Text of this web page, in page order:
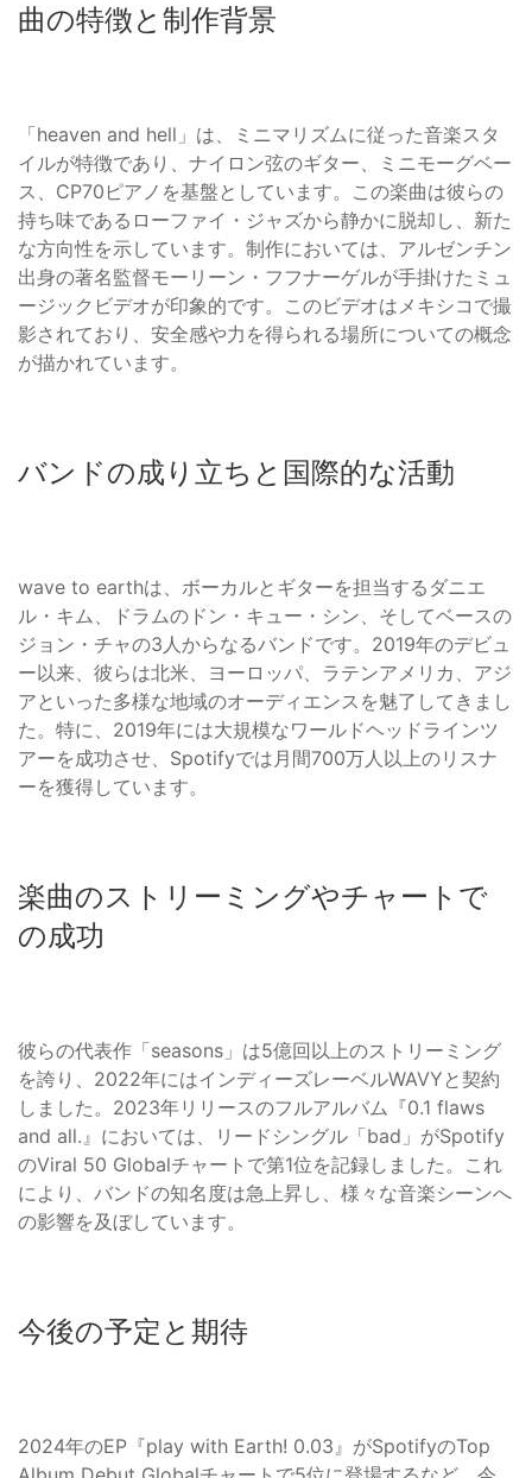
曲の特徴と制作背景
「heaven and hell」は、ミニマリズムに従った音楽スタ
イルが特徴であり、ナイロン弦のギター、ミニモーグベー
ス、CP70ピアノを基盤としています。この楽曲は彼らの
持ち味であるローファイ・ジャズから静かに脱却し、新た
な方向性を示しています。制作においては、アルゼンチン
出身の著名監督モーリーン・フフナーゲルが手掛けたミュ
ージックビデオが印象的です。このビデオはメキシコで撮
影されており、安全感や力を得られる場所についての概念
が描かれています。
バンドの成り立ちと国際的な活動
wave to earthは、ボーカルとギターを担当するダニエ
ル・キム、ドラムのドン・キュー・シン、そしてベースの
ジョン・チャの3人からなるバンドです。2019年のデビュ
ー以来、彼らは北米、ヨーロッパ、ラテンアメリカ、アジ
アといった多様な地域のオーディエンスを魅了してきまし
た。特に、2019年には大規模なワールドヘッドラインツ
アーを成功させ、Spotifyでは月間700万人以上のリスナ
ーを獲得しています。
楽曲のストリーミングやチャートで
の成功
彼らの代表作「seasons」は5億回以上のストリーミング
を誇り、2022年にはインディーズレーベルWAVYと契約
しました。2023年リリースのフルアルバム『0.1 flaws
and all.』においては、リードシングル「bad」がSpotify
のViral 50 Globalチャートで第1位を記録しました。これ
により、バンドの知名度は急上昇し、様々な音楽シーンへ
の影響を及ぼしています。
今後の予定と期待
2024年のEP『play with Earth! 0.03』がSpotifyのTop